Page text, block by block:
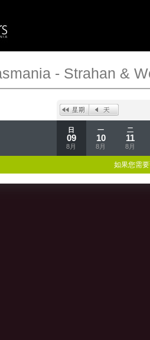
- Strahan &
日
09
8月
一
10
8月
二
11
8月
如果您需